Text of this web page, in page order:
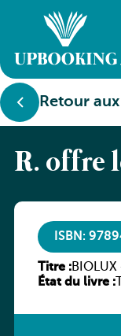
Retour
R. offre
ISBN:
Titre :
État du livre :